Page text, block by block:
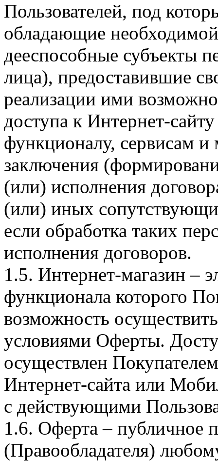
Пользователей, под
обладающие
дееспособные субъекты
лица), предоставившие
реализации ими
доступа к Интернет-
функционалу, сервисам и
заключения
(или) исполнения
(или) иных
если обработка таких
исполнения договоров.
1.5. Интернет-магазин –
функционала которого
возможность
условиями Оферты.
осуществлен
Интернет-сайта или
с действующими
1.6. Оферта – публичное
(Правообладателя)